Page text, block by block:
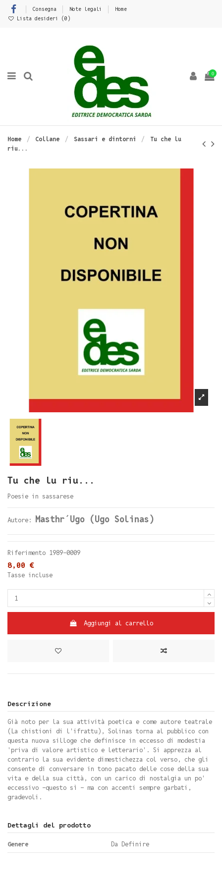
Consegna Note legali
Home
Lista desideri (0 )
0
Home Collane Sassari e dintorni
Tu che lu
riu...
Tu che lu riu...
Poesie in sassarese
Autore: Masthr´Ugo (Ugo Solinas)
Riferimento 1989-0009
8,00 €
Tasse incluse
Aggiungi al carrello
Descrizione
Già noto per la sua attività poetica e come autore teatrale
(La chistioni di l'ifrattu), Solinas torna al pubblico con
questa nuova silloge che definisce in eccesso di modestia
'priva di valore artistico e letterario'. Si apprezza al
contrario la sua evidente dimestichezza col verso, che gli
consente di conversare in tono pacato delle cose della sua
vita e della sua città, con un carico di nostalgia un po'
eccessivo -questo sì - ma con accenti sempre garbati,
gradevoli.
Dettagli del prodotto
Genere Da Definire